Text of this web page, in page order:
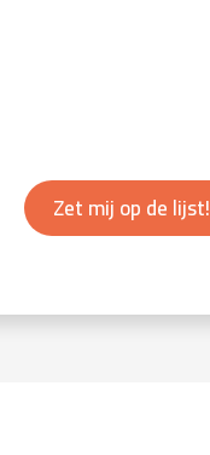
Zet mij op de lijst!